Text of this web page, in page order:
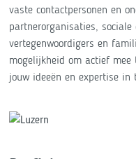
vaste contactpersonen en
partnerorganisaties,
vertegenwoordigers en
mogelijkheid om actief mee
jouw ideeën en expertise in